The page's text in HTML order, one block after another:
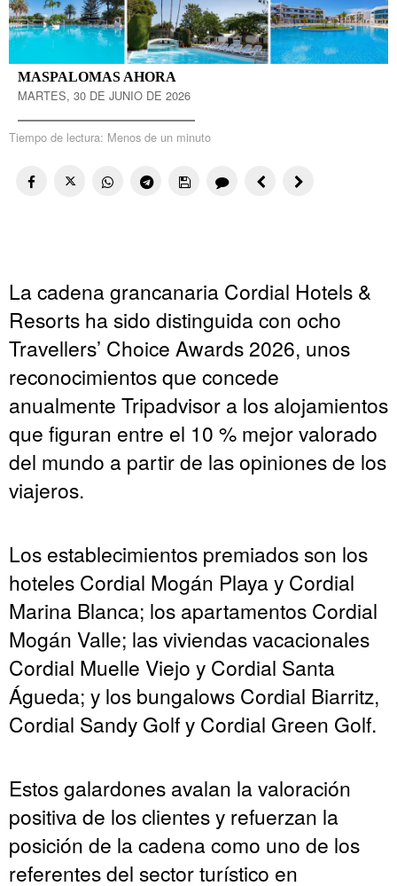
MASPALOMAS AHORA
MARTES, 30 DE JUNIO DE 2026
Tiempo de lectura: Menos de un minuto
La cadena grancanaria Cordial Hotels &
Resorts ha sido distinguida con ocho
Travellers’ Choice Awards 2026, unos
reconocimientos que concede
anualmente Tripadvisor a los alojamientos
que figuran entre el 10 % mejor valorado
del mundo a partir de las opiniones de los
viajeros.
Los establecimientos premiados son los
hoteles Cordial Mogán Playa y Cordial
Marina Blanca; los apartamentos Cordial
Mogán Valle; las viviendas vacacionales
Cordial Muelle Viejo y Cordial Santa
Águeda; y los bungalows Cordial Biarritz,
Cordial Sandy Golf y Cordial Green Golf.
Estos galardones avalan la valoración
positiva de los clientes y refuerzan la
posición de la cadena como uno de los
referentes del sector turístico en